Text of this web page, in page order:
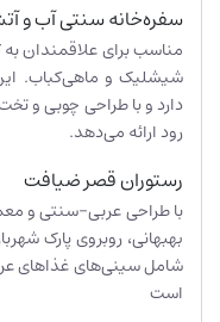
سفره‌خانه سنتی آب و
مناسب برای علاقمندان
شیشلیک و ماهی‌کباب. این
دارد و با طراحی چوبی و
رود ارائه می‌دهد.
رستوران قصر ضیافت
با طراحی عربی-سنتی و
بهبهانی، روبروی پارک
شامل سینی‌های غذاهای
است